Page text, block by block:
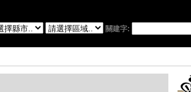
關建字: